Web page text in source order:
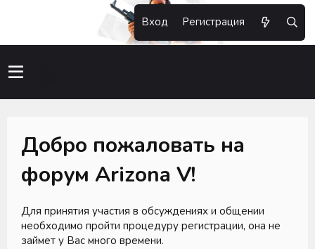
Вход Регистрация
Добро пожаловать на
форум Arizona V!
Для принятия участия в обсуждениях и общении
необходимо пройти процедуру регистрации, она не
займет у Вас много времени.